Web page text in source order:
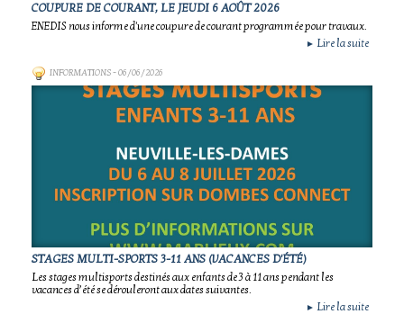
COUPURE DE COURANT, LE JEUDI 6 AOÛT 2026
ENEDIS nous informe d'une coupure de courant programmée pour travaux.
► Lire la suite
INFORMATIONS- 06/06/2026
STAGES MULTI-SPORTS 3-11 ANS (VACANCES D'ÉTÉ)
Les stages multisports destinés aux enfants de 3 à 11 ans pendant les
vacances d’été se dérouleront aux dates suivantes.
► Lire la suite